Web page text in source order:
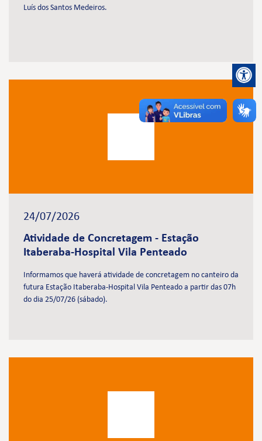
Luís dos Santos Medeiros.
24/07/2026
Atividade de Concretagem - Estação
Itaberaba-Hospital Vila Penteado
Informamos que haverá atividade de concretagem no canteiro da
futura Estação Itaberaba-Hospital Vila Penteado a partir das 07h
do dia 25/07/26 (sábado).